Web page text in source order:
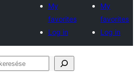
My
favorites
Log in
My
favorites
Log in